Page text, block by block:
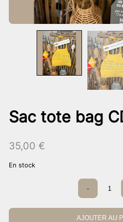
Sac tote bag
35,00 €
En stock
quantité
Sac
tote
bag
-
AJOUTER AU